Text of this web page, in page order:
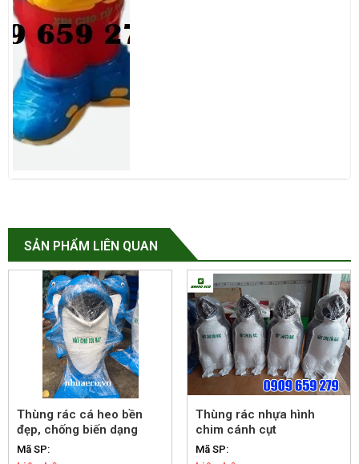
SẢN PHẨM LIÊN QUAN
Thùng rác cá heo bền
đẹp, chống biến dạng
Mã SP:
Thùng rác nhựa hình
chim cánh cụt
Mã SP: